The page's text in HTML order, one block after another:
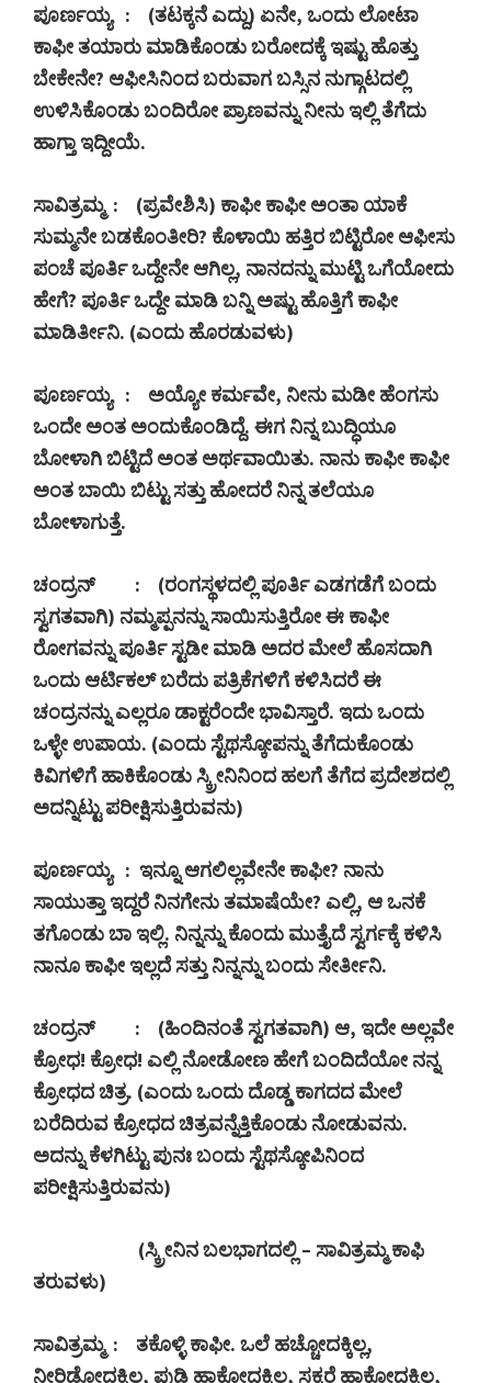
ಪೂರ್ಣಯ್ಯ: (ತಟಕ್ಕನೆ ಎದ್ದು) ಏನೇ, ಒಂದು ಲೋಟಾ
ಕಾಫೀ ತಯಾರು ಮಾಡಿಕೊಂಡು ಬರೋದಕ್ಕೆ ಇಷ್ಟು ಹೊತ್ತು
ಬೇಕೇನೇ? ಆಫೀಸಿನಿಂದ ಬರುವಾಗ ಬಸ್ಸಿನ ನುಗ್ಗಾಟದಲ್ಲಿ
ಉಳಿಸಿಕೊಂಡು ಬಂದಿರೋ ಪ್ರಾಣವನ್ನು ನೀನು ಇಲ್ಲಿ ತೆಗೆದು
ಹಾಗ್ತಾ ಇದ್ದೀಯೆ.
ಸಾವಿತ್ರಮ್ಮ: (ಪ್ರವೇಶಿಸಿ) ಕಾಫೀ ಕಾಫೀ ಅಂತಾ ಯಾಕೆ
ಸುಮ್ಮನೇ ಬಡಕೊಂತೀರಿ? ಕೊಳಾಯಿ ಹತ್ತಿರ ಬಿಟ್ಟಿರೋ ಆಫೀಸು
ಪಂಚೆ ಪೂರ್ತಿ ಒದ್ದೇನೇ ಆಗಿಲ್ಲ, ನಾನದನ್ನು ಮುಟ್ಟಿ ಒಗೆಯೋದು
ಹೇಗೆ? ಪೂರ್ತಿ ಒದ್ದೇ ಮಾಡಿ ಬನ್ನಿ ಅಷ್ಟು ಹೊತ್ತಿಗೆ ಕಾಫೀ
ಮಾಡಿರ್ತೀನಿ. (ಎಂದು ಹೊರಡುವಳು)
ಪೂರ್ಣಯ್ಯ: ಅಯ್ಯೋ ಕರ್ಮವೇ, ನೀನು ಮಡೀ ಹೆಂಗಸು
ಒಂದೇ ಅಂತ ಅಂದುಕೊಂಡಿದ್ದೆ. ಈಗ ನಿನ್ನ ಬುದ್ಧಿಯೂ
ಬೋಳಾಗಿ ಬಿಟ್ಟಿದೆ ಅಂತ ಅರ್ಥವಾಯಿತು. ನಾನು ಕಾಫೀ ಕಾಫೀ
ಅಂತ ಬಾಯಿ ಬಿಟ್ಟು ಸತ್ತು ಹೋದರೆ ನಿನ್ನ ತಲೆಯೂ
ಬೋಳಾಗುತ್ತೆ.
ಚಂದ್ರನ್ : (ರಂಗಸ್ಥಳದಲ್ಲಿ ಪೂರ್ತಿ ಎಡಗಡೆಗೆ ಬಂದು
ಸ್ವಗತವಾಗಿ) ನಮ್ಮಪ್ಪನನ್ನು ಸಾಯಿಸುತ್ತಿರೋ ಈ ಕಾಫೀ
ರೋಗವನ್ನು ಪೂರ್ತಿ ಸ್ಟಡೀ ಮಾಡಿ ಅದರ ಮೇಲೆ ಹೊಸದಾಗಿ
ಒಂದು ಆರ್ಟಿಕಲ್ ಬರೆದು ಪತ್ರಿಕೆಗಳಿಗೆ ಕಳಿಸಿದರೆ ಈ
ಚಂದ್ರನನ್ನು ಎಲ್ಲರೂ ಡಾಕ್ಟರೆಂದೇ ಭಾವಿಸ್ತಾರೆ. ಇದು ಒಂದು
ಒಳ್ಳೇ ಉಪಾಯ. (ಎಂದು ಸ್ಟೆಥಸ್ಕೋಪನ್ನು ತೆಗೆದುಕೊಂಡು
ಕಿವಿಗಳಿಗೆ ಹಾಕಿಕೊಂಡು ಸ್ಕ್ರೀನಿನಿಂದ ಹಲಗೆ ತೆಗೆದ ಪ್ರದೇಶದಲ್ಲಿ
ಅದನ್ನಿಟ್ಟು ಪರೀಕ್ಷಿಸುತ್ತಿರುವನು)
ಪೂರ್ಣಯ್ಯ: ಇನ್ನೂ ಆಗಲಿಲ್ಲವೇನೇ ಕಾಫೀ? ನಾನು
ಸಾಯುತ್ತಾ ಇದ್ದರೆ ನಿನಗೇನು ತಮಾಷೆಯೇ? ಎಲ್ಲಿ, ಆ ಒನಕೆ
ತಗೊಂಡು ಬಾ ಇಲ್ಲಿ. ನಿನ್ನನ್ನು ಕೊಂದು ಮುತ್ತೈದೆ ಸ್ವರ್ಗಕ್ಕೆ ಕಳಿಸಿ
ನಾನೂ ಕಾಫೀ ಇಲ್ಲದೆ ಸತ್ತು ನಿನ್ನನ್ನುಬಂದು ಸೇರ್ತೀನಿ.
ಚಂದ್ರನ್ : (ಹಿಂದಿನಂತೆ ಸ್ವಗತವಾಗಿ) ಆ, ಇದೇ ಅಲ್ಲವೇ
ಕ್ರೋಧ! ಕ್ರೋಧ! ಎಲ್ಲಿ ನೋಡೋಣ ಹೇಗೆ ಬಂದಿದೆಯೋ ನನ್ನ
ಕ್ರೋಧದ ಚಿತ್ರ. (ಎಂದು ಒಂದು ದೊಡ್ಡ ಕಾಗದದ ಮೇಲೆ
ಬರೆದಿರುವ ಕ್ರೋಧದ ಚಿತ್ರವನ್ನೆತ್ತಿಕೊಂಡು ನೋಡುವನು.
ಅದನ್ನು ಕೆಳಗಿಟ್ಟು ಪುನಃ ಬಂದು ಸ್ಟೆಥಸ್ಕೋಪಿನಿಂದ
ಪರೀಕ್ಷಿಸುತ್ತಿರುವನು)
(ಸ್ಕ್ರೀನಿನ ಬಲಭಾಗದಲ್ಲಿ – ಸಾವಿತ್ರಮ್ಮ ಕಾಫಿ
ತರುವಳು)
ಸಾವಿತ್ರಮ್ಮ: ತಕೊಳ್ಳಿ ಕಾಫೀ. ಒಲೆ ಹಚ್ಚೋದಕ್ಕಿಲ್ಲ,
ನೀರಿಡೋದಕ್ಕಿಲ್ಲ, ಪುಡಿ ಹಾಕೋದಕ್ಕಿಲ್ಲ, ಸಕ್ಕರೆ ಹಾಕೋದಕ್ಕಿಲ್ಲ,